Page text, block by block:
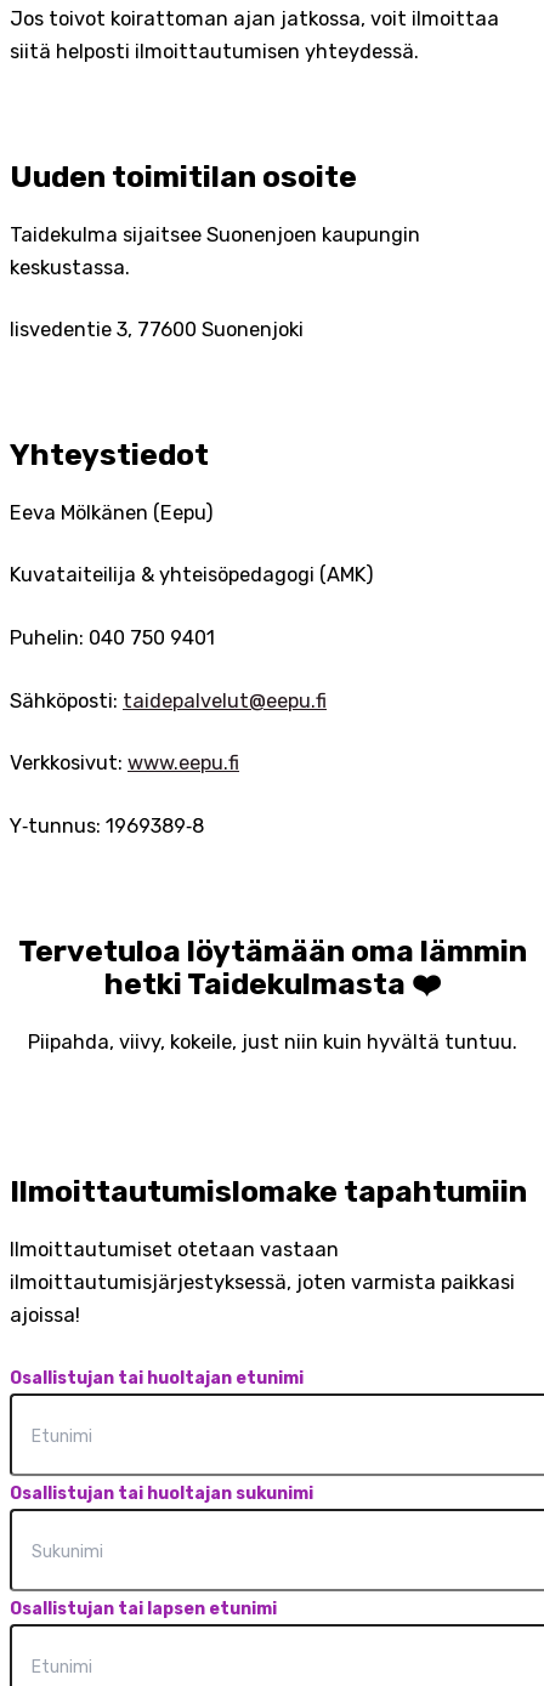
Jos toivot koirattoman ajan jatkossa, voit ilmoittaa
siitä helposti ilmoittautumisen yhteydessä.
Uuden toimitilan osoite
Taidekulma sijaitsee Suonenjoen kaupungin
keskustassa.
Iisvedentie 3, 77600 Suonenjoki
Yhteystiedot
Eeva Mölkänen (Eepu)
Kuvataiteilija & yhteisöpedagogi (AMK)
Puhelin: 040 750 9401
Sähköposti: taidepalvelut@eepu.fi
Verkkosivut: www.eepu.fi
Y‑tunnus: 1969389‑8
Tervetuloa löytämään oma lämmin
hetki Taidekulmasta ❤️
Piipahda, viivy, kokeile, just niin kuin hyvältä tuntuu.
Ilmoittautumislomake tapahtumiin
Ilmoittautumiset otetaan vastaan
ilmoittautumisjärjestyksessä, joten varmista paikkasi
ajoissa!
Osallistujan tai huoltajan etunimi
Osallistujan tai huoltajan sukunimi
Osallistujan tai lapsen etunimi